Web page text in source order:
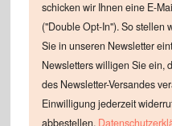
schicken wir Ihnen eine E-
("Double Opt-In"). So stellen
Sie in unseren Newsletter
Newsletters willigen Sie ein,
des Newsletter-Versandes
Einwilligung jederzeit
abbestellen.